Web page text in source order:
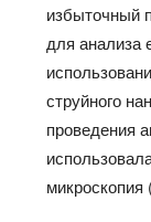
избыточный
для анализа
струйного
проведения